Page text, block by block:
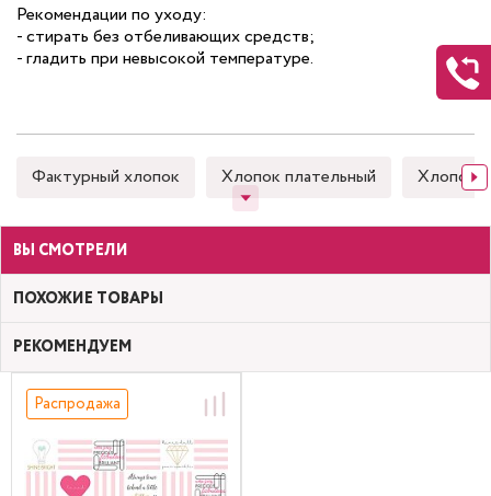
Рекомендации по уходу:
- стирать без отбеливающих средств;
- гладить при невысокой температуре.
Фактурный хлопок Хлопок плательный Хлопок
ВЫ СМОТРЕЛИ
ПОХОЖИЕ ТОВАРЫ
РЕКОМЕНДУЕМ
Распродажа